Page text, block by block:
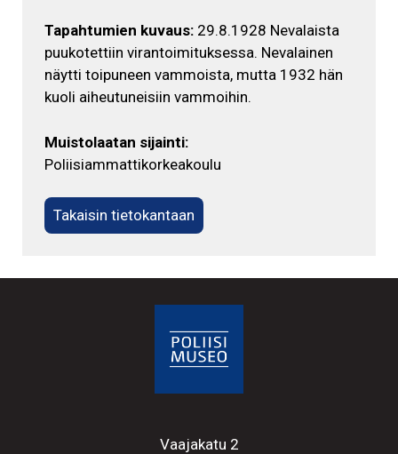
Tapahtumien kuvaus: 29.8.1928 Nevalaista
puukotettiin virantoimituksessa. Nevalainen
näytti toipuneen vammoista, mutta 1932 hän
kuoli aiheutuneisiin vammoihin.
Muistolaatan sijainti:
Poliisiammattikorkeakoulu
Takaisin tietokantaan
Vaajakatu 2